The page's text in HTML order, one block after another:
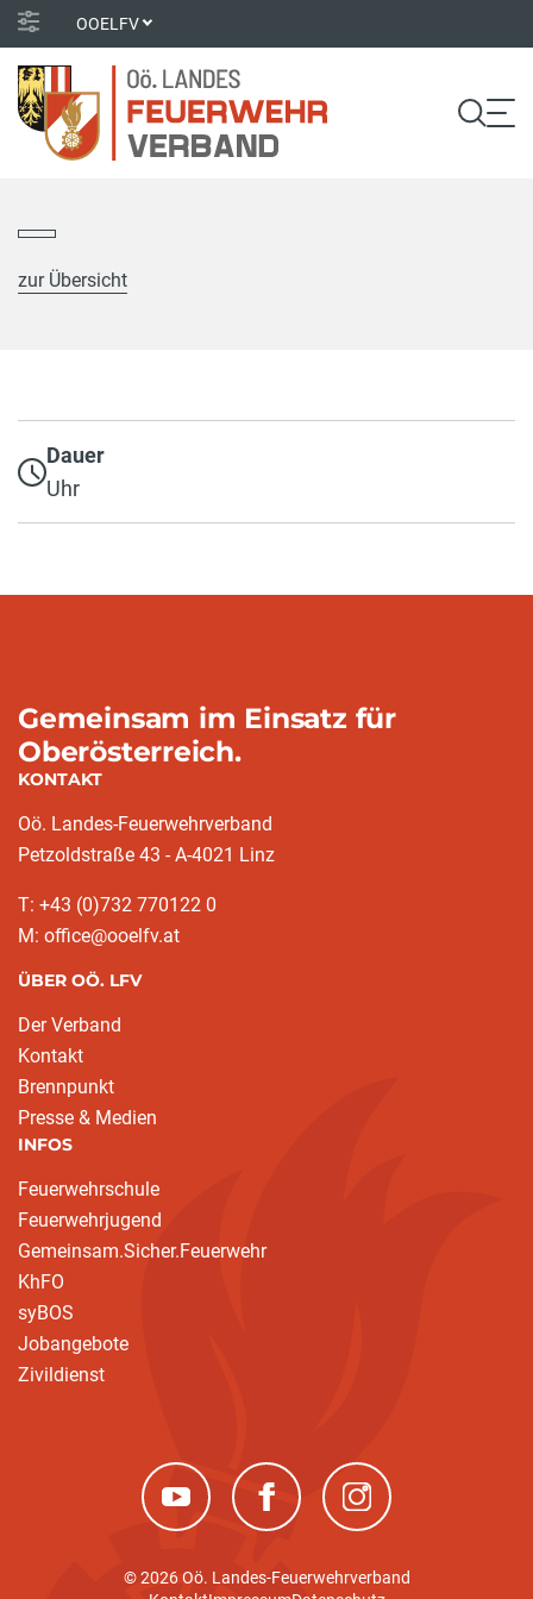
OOELFV
zur Übersicht
Dauer
Uhr
Gemeinsam im Einsatz für
Oberösterreich.
KONTAKT
Oö. Landes-Feuerwehrverband
Petzoldstraße 43 - A-4021 Linz
T: +43 (0)732 770122 0
M: office@ooelfv.at
ÜBER OÖ. LFV
Der Verband
Kontakt
Brennpunkt
Presse & Medien
INFOS
Feuerwehrschule
Feuerwehrjugend
Gemeinsam.Sicher.Feuerwehr
KhFO
syBOS
Jobangebote
Zivildienst
(neues Fenster)(neues Fenster)(neues Fenster)
© 2026 Oö. Landes-Feuerwehrverband